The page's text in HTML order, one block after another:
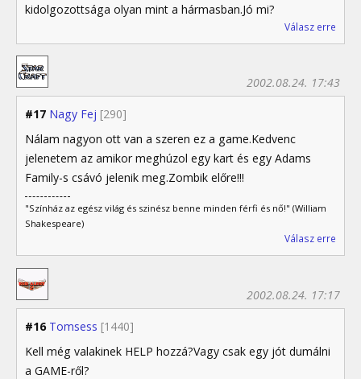
kidolgozottsága olyan mint a hármasban.Jó mi?
Válasz erre
#17 Nagy Fej [290]
2002.08.24. 17:43
Nálam nagyon ott van a szeren ez a game.Kedvenc
jelenetem az amikor meghúzol egy kart és egy Adams
Family-s csávó jelenik meg.Zombik előre!!!
"Színház az egész világ és szinész benne minden férfi és nő!" (William
Shakespeare)
Válasz erre
#16 Tomsess [1440]
2002.08.24. 17:17
Kell még valakinek HELP hozzá?Vagy csak egy jót dumálni
a GAME-ről?